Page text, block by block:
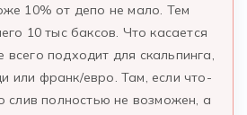
10% от депо не мало. Тем
10 тыс баксов. Что касается
подходит для скальпинга,
или франк/евро. Там, если что-
слив полностью не возможен, а